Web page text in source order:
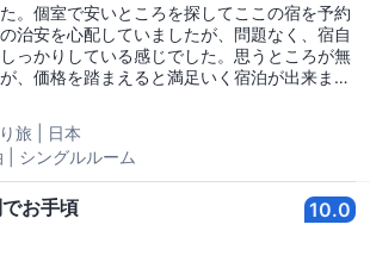
。個室で安いところを探してここの宿を予約
治安を心配していましたが、問題なく、宿自
っかりしている感じでした。思うところが無
、価格を踏まえると満足いく宿泊が出来まし
場所が分かりにくい ドアの防音性が低く、通
旅
日本
| シングルルーム
お手頃 10.0